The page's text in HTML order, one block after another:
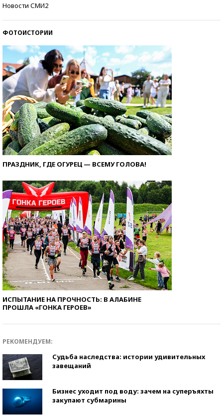
Новости СМИ2
ФОТОИСТОРИИ
ПРАЗДНИК, ГДЕ ОГУРЕЦ — ВСЕМУ ГОЛОВА!
ИСПЫТАНИЕ НА ПРОЧНОСТЬ: В АЛАБИНЕ
ПРОШЛА «ГОНКА ГЕРОЕВ»
РЕКОМЕНДУЕМ:
Судьба наследства: истории удивительных
завещаний
Бизнес уходит под воду: зачем на суперъяхты
закупают субмарины